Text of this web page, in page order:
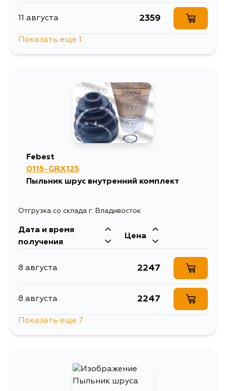
11 августа 2359
Показать еще 1
Febest
0115-GRX125
Пыльник шрус внутренний комплект
Отгрузка со склада г. Владивосток
Дата и время
получения
Цена
8 августа 2247
8 августа 2247
Показать еще 7